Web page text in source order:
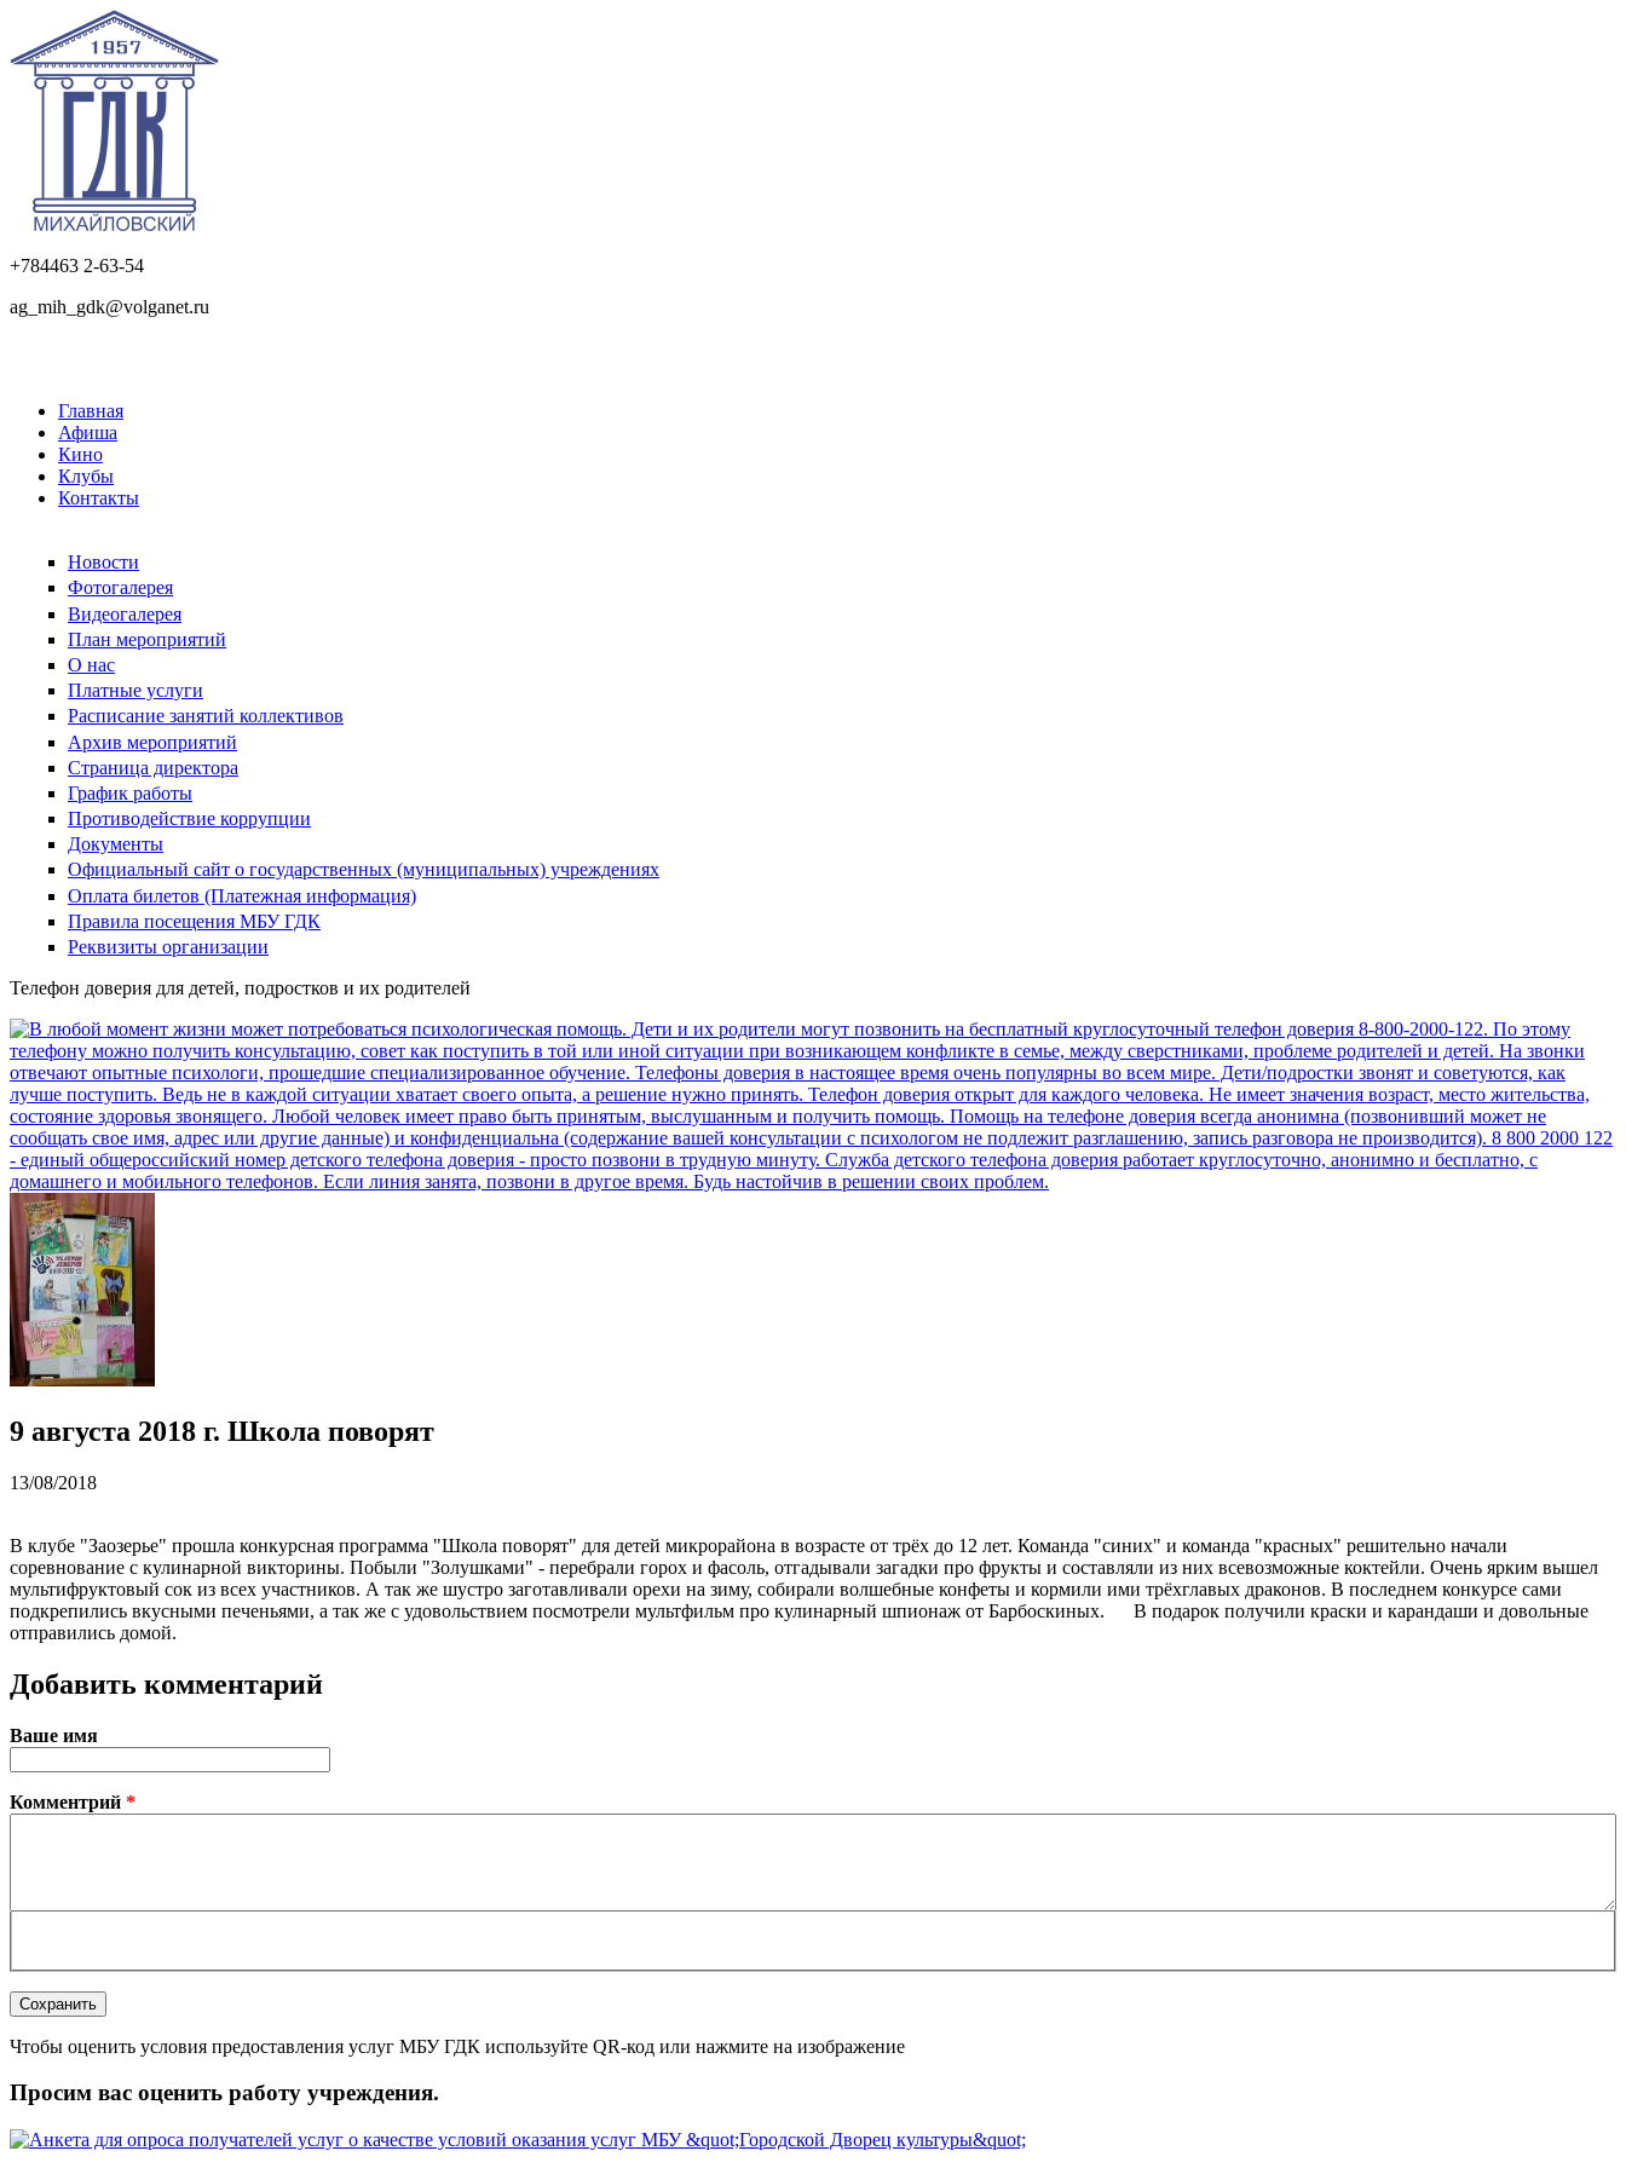
+784463 2-63-54
ag_mih_gdk@volganet.ru
Главная
Афиша
Кино
Клубы
Контакты
Новости
Фотогалерея
Видеогалерея
План мероприятий
О нас
Платные услуги
Расписание занятий коллективов
Архив мероприятий
Страница директора
График работы
Противодействие коррупции
Документы
Официальный сайт о государственных (муниципальных) учреждениях
Оплата билетов (Платежная информация)
Правила посещения МБУ ГДК
Реквизиты организации
Телефон доверия для детей, подростков и их родителей
9 августа 2018 г. Школа поворят
13/08/2018
В клубе "Заозерье" прошла конкурсная программа "Школа поворят" для детей микрорайона в возрасте от трёх до 12 лет. Команда "синих" и команда "красных" решительно начали
соревнование с кулинарной викторины. Побыли "Золушками" - перебрали горох и фасоль, отгадывали загадки про фрукты и составляли из них всевозможные коктейли. Очень ярким вышел
мультифруктовый сок из всех участников. А так же шустро заготавливали орехи на зиму, собирали волшебные конфеты и кормили ими трёхглавых драконов. В последнем конкурсе сами
подкрепились вкусными печеньями, а так же с удовольствием посмотрели мультфильм про кулинарный шпионаж от Барбоскиных. В подарок получили краски и карандаши и довольные
отправились домой.
Добавить комментарий
Ваше имя
Комментрий *
Чтобы оценить условия предоставления услуг МБУ ГДК используйте QR-код или нажмите на изображение
Просим вас оценить работу учреждения.